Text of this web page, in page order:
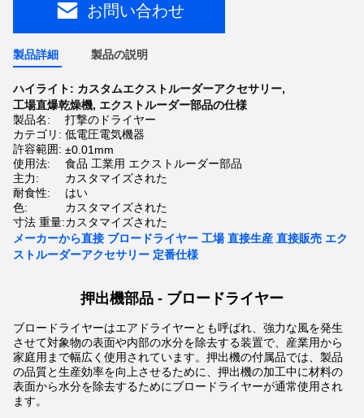
お問い合わせ
製品詳細 製品の説明
ハイライト: カスタムエクストルーダーアクセサリー,
工場直爆乾燥機, エクストルーダー部品の仕様
製品名:
打撃のドライヤー
カテゴリ: 低電圧電気機器
許容範囲: ±0.01mm
使用法:
食品 工業用 エクストルーダー部品
主力:
カスタマイズされた
耐食性:
はい
色:
カスタマイズされた
寸法 重量:カスタマイズされた
メーカーから直接 ブロードライヤー 工場 直接生産 直接販売 エク
ストルーダーアクセサリー 定番仕様
押出機部品 - ブロードライヤー
ブロードライヤーはエアドライヤーとも呼ばれ、強力な風を発生
させて対象物の表面や内部の水分を除去する装置で、産業用から
家庭用まで幅広く使用されています。押出機の付属品では、製品
の品質と生産効率を向上させるために、押出機の加工中に材料の
表面から水分を除去するためにブロードライヤーが通常使用され
ます。